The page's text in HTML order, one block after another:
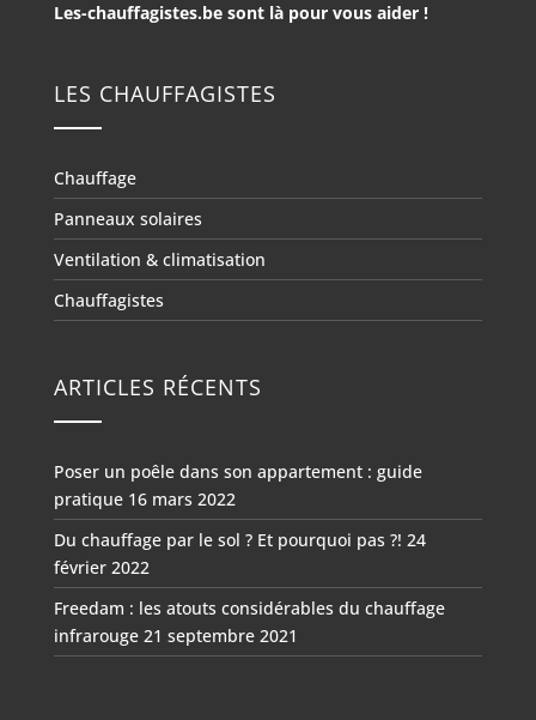
Les-chauffagistes.be sont là pour vous aider !
LES CHAUFFAGISTES
Chauffage
Panneaux solaires
Ventilation & climatisation
Chauffagistes
ARTICLES RÉCENTS
Poser un poêle dans son appartement : guide
pratique 16 mars 2022
Du chauffage par le sol ? Et pourquoi pas ?! 24
février 2022
Freedam : les atouts considérables du chauffage
infrarouge 21 septembre 2021